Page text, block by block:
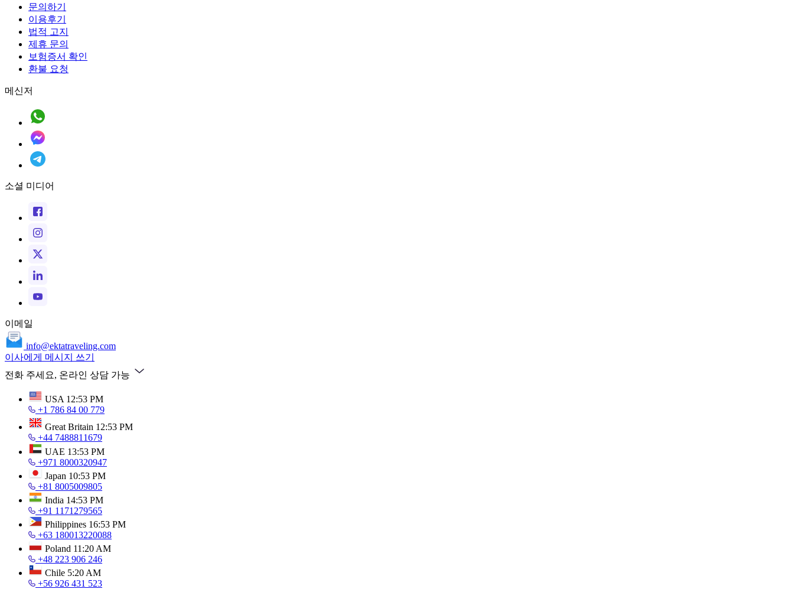
문의하기
이용후기
법적 고지
제휴 문의
보험증서 확인
환불 요청
메신저
소셜 미디어
이메일
info@ektatraveling.com
이사에게 메시지 쓰기
전화 주세요, 온라인 상담 가능
USA 12:53 PM
+1 786 84 00 779
Great Britain 12:53 PM
+44 7488811679
UAE 13:53 PM
+971 8000320947
Japan 10:53 PM
+81 8005009805
India 14:53 PM
+91 1171279565
Philippines 16:53 PM
+63 180013220088
Poland 11:20 AM
+48 223 906 246
Chile 5:20 AM
+56 926 431 523